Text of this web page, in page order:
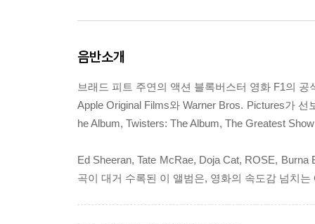
음반소개
브래드 피트 주연의 액션 블록버스터 영화 F1의 공
Apple Original Films와 Warner Bros. Pictures가
he Album, Twisters: The Album, The Greatest
Ed Sheeran, Tate McRae, Doja Cat, ROSE,
곡이 대거 수록된 이 앨범은, 영화의 속도감 넘치